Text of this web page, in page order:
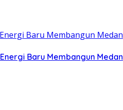
Baru Membangun Medan